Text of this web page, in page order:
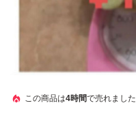
この商品は4時間で売れました